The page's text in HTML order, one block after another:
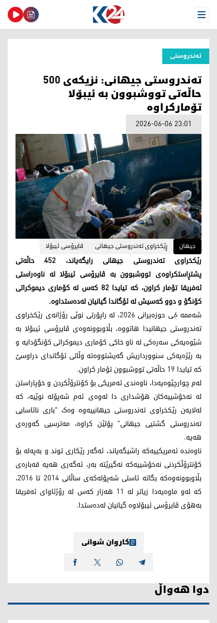
Open Menu
تەندروستی
تەندروستی جیهانی: نزیکەی 500
حاڵەتی تووشبوون بە ئیبۆلا
تۆمارکراوە
2026-06-06 23:01
جیهان ڕێکخراوی تەندروستی جیهانی ڤایرۆسی ئیبۆلا
رێکخراوی تەندروستی جیهانی رایگەیاند، 452 حاڵەتی
پشتڕاستکراوەی تووشبوون بە ڤایرۆسی ئیبۆلا لە ناوەراستی
ئەفریقا تۆمار کراون، کە تیایدا 82 کەس لە کۆماری دیموکراتی
کۆنگۆ و دوو کەسیش لە ئۆگاندا گیانیان لەدەستداوە.
شەممە 6ـی حوزەیرانی 2026، لە راپۆرتی نوێی رۆژانەی رێکخراوی
تەندروستی جیهانیدا هاتووە، بڵاوبوونەوەی ڤایرۆسی ئیبۆلا بە
شێوەیەکی سەرەکی لە ناو خاکی کۆماری دیموکراتی کۆنگۆدایە و
بە رێژەیەکی سنوورداریش گەیشتووەتە وڵاتی ئۆگاندای دراوسێ
کە تیایدا 19 حاڵەتی تووشبوون تۆمار کراون.
لەم چوارچێوەیەدا، ناوەندی ئەمریکی بۆ کۆنترۆڵکردن و خۆپاراستن
لە نەخۆشییەکان هۆشداری دا لەوەی ئەم شەپۆلە نوێیە، کە
لەلایەن رێکخراوی تەندروستی جیهانییەوە وەک "باری نائاسایی
تەندروستی گشتیی جیهانی" پۆلێن کراوە، مەترسیی گەورەی
هەیە.
ناوەندە ئەمریکییەکە راشیگەیاند، ئەگەر رێکاری توند و بەپەلە بۆ
کۆنترۆڵکردنی نەخۆشییەکە نەگیرێتە بەر، ئەگەری هەیە قەبارەی
بڵاوبوونەوەکە بگاتە ئاستی شەپۆلەکەی ساڵانی 2014 تا 2016،
کە لەو ماوەیەدا زیاتر لە 11 هەزار کەس لە رۆژئاوای ئەفریقا
بەهۆی ڤایرۆسی ئیبۆلاوە گیانیان لەدەستدا.
کاروان شوانی
دوا هەواڵ